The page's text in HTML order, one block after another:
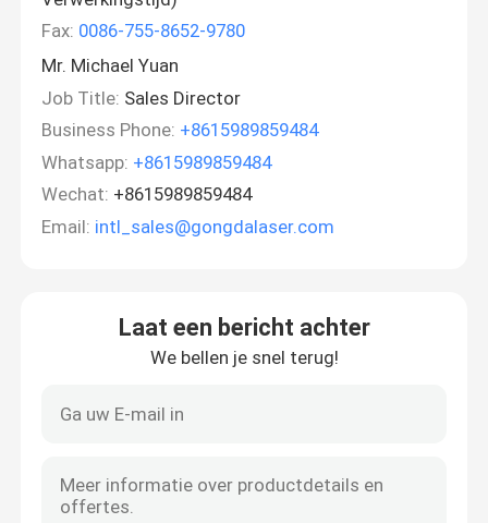
Fax: 0086-755-8652-9780
Mr. Michael Yuan
Job Title: Sales Director
Business Phone: +8615989859484
Whatsapp: +8615989859484
Wechat: +8615989859484
Email: intl_sales@gongdalaser.com
Laat een bericht achter
We bellen je snel terug!